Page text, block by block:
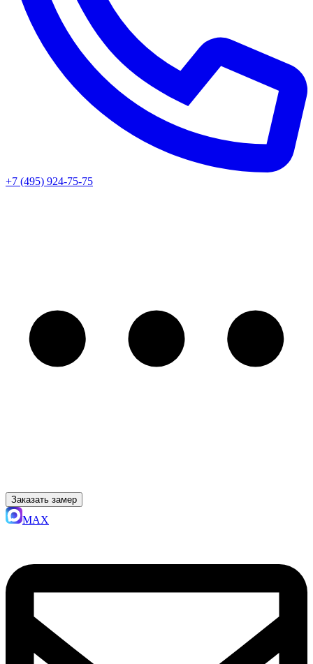
+7 (495) 924-75-75
Заказать замер
MAX